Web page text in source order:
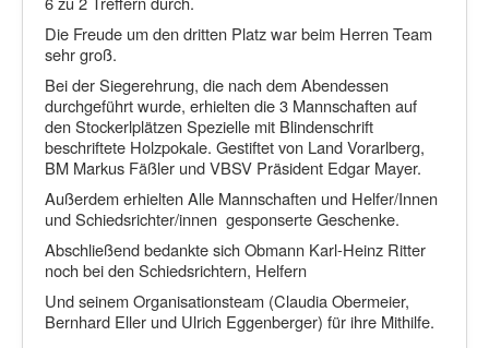
Die Freude um den dritten Platz war beim Herren Team
sehr groß.
Bei der Siegerehrung, die nach dem Abendessen
durchgeführt wurde, erhielten die 3 Mannschaften auf
den Stockerlplätzen Spezielle mit Blindenschrift
beschriftete Holzpokale. Gestiftet von Land Vorarlberg,
BM Markus Fäßler und VBSV Präsident Edgar Mayer.
Außerdem erhielten Alle Mannschaften und Helfer/Innen
und Schiedsrichter/innen gesponserte Geschenke.
Abschließend bedankte sich Obmann Karl-Heinz Ritter
noch bei den Schiedsrichtern, Helfern
Und seinem Organisationsteam (Claudia Obermeier,
Bernhard Eller und Ulrich Eggenberger) für ihre Mithilfe.